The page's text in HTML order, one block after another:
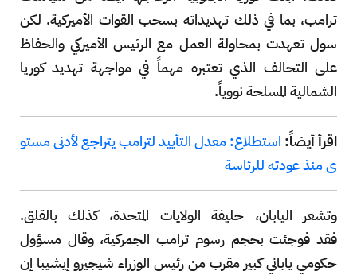
ترامب، بما في ذلك تهديداته بسحب القوات الأميركية. لكن
سول تعهدت بمحاولة العمل مع الرئيس الأميركي والحفاظ
على التحالف الذي تعتبره مهماً في مواجهة تهديد كوريا
الشمالية المسلحة نووياً.
اقرأ أيضاً: استطلاع: معدل التأييد لترامب يتراجع لأدنى مستو
ى منذ عودته للرئاسة
وتشعر اليابان، حليفة الولايات المتحدة، كذلك بالقلق.
فقد فوجئت بحجم رسوم ترامب الجمركية، وقال مسؤول
حكومي ياباني كبير مقرب من رئيس الوزراء شيجيرو إيشيبا إن